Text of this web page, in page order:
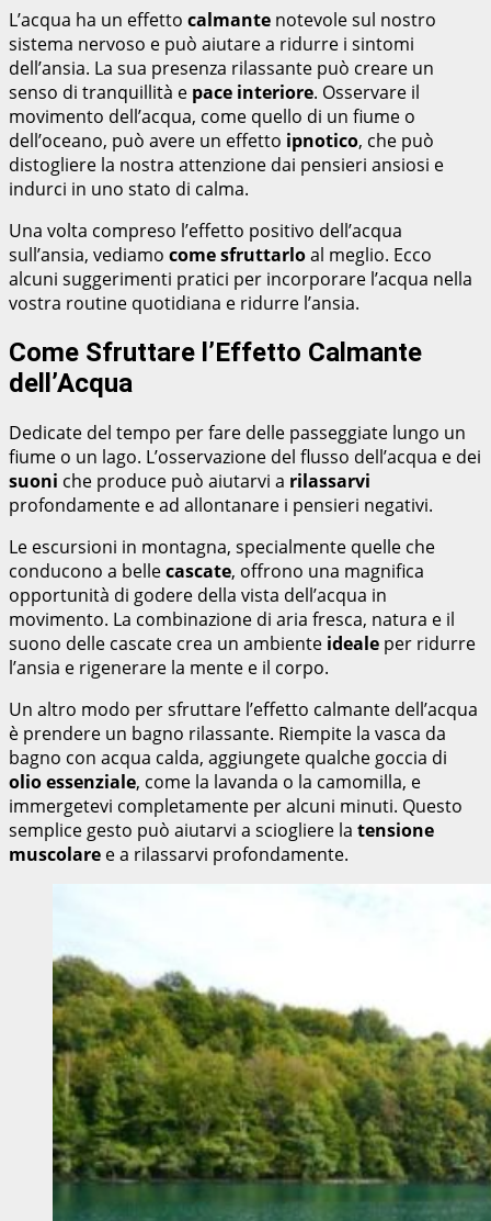
L’acqua ha un effetto calmante notevole sul nostro
sistema nervoso e può aiutare a ridurre i sintomi
dell’ansia. La sua presenza rilassante può creare un
senso di tranquillità e pace interiore. Osservare il
movimento dell’acqua, come quello di un fiume o
dell’oceano, può avere un effetto ipnotico, che può
distogliere la nostra attenzione dai pensieri ansiosi e
indurci in uno stato di calma.
Una volta compreso l’effetto positivo dell’acqua
sull’ansia, vediamo come sfruttarloal meglio. Ecco
alcuni suggerimenti pratici per incorporare l’acqua nella
vostra routine quotidiana e ridurre l’ansia.
Come Sfruttare l’Effetto Calmante
dell’Acqua
Dedicate del tempo per fare delle passeggiate lungo un
fiume o un lago. L’osservazione del flusso dell’acqua e dei
suoni che produce può aiutarvi a rilassarvi
profondamente e ad allontanare i pensieri negativi.
Le escursioni in montagna, specialmente quelle che
conducono a bellecascate, offrono una magnifica
opportunità di godere della vista dell’acqua in
movimento. La combinazione di aria fresca, natura e il
suono delle cascate crea un ambiente ideale per ridurre
l’ansia e rigenerare la mente e il corpo.
Un altro modo per sfruttare l’effetto calmante dell’acqua
è prendere un bagno rilassante. Riempite la vasca da
bagno con acqua calda, aggiungete qualche goccia di
olio essenziale, come la lavanda o la camomilla, e
immergetevi completamente per alcuni minuti. Questo
semplice gesto può aiutarvi a sciogliere la tensione
muscolare e a rilassarvi profondamente.